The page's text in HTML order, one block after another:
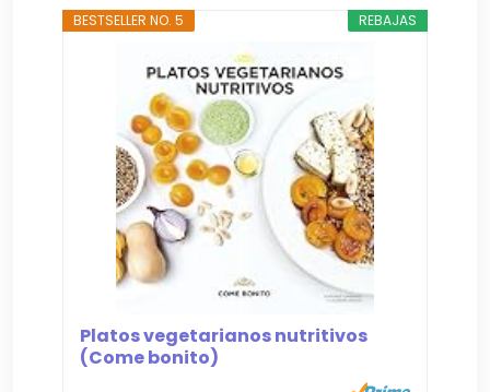
REBAJAS
BESTSELLER NO. 5
Platos vegetarianos nutritivos
(Come bonito)